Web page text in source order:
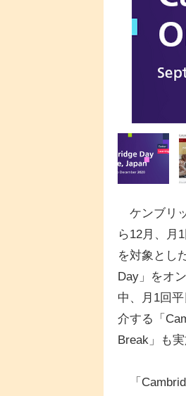
ケンブリ
ら12月、月
を対象とし
Day」をオ
中、月1回
介する「
Break」も実
「